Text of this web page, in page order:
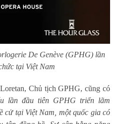
De Genève (GPHG) lần
tại Việt Nam
Chủ tịch GPHG, cũng có
lần đầu tiên GPHG triển lãm
cử tại Việt Nam, một quốc gia có